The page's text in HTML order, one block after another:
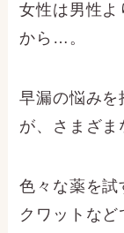
女性は男性よ
から…。
早漏の悩みを
が、さまざま
色々な薬を試
クワットなど